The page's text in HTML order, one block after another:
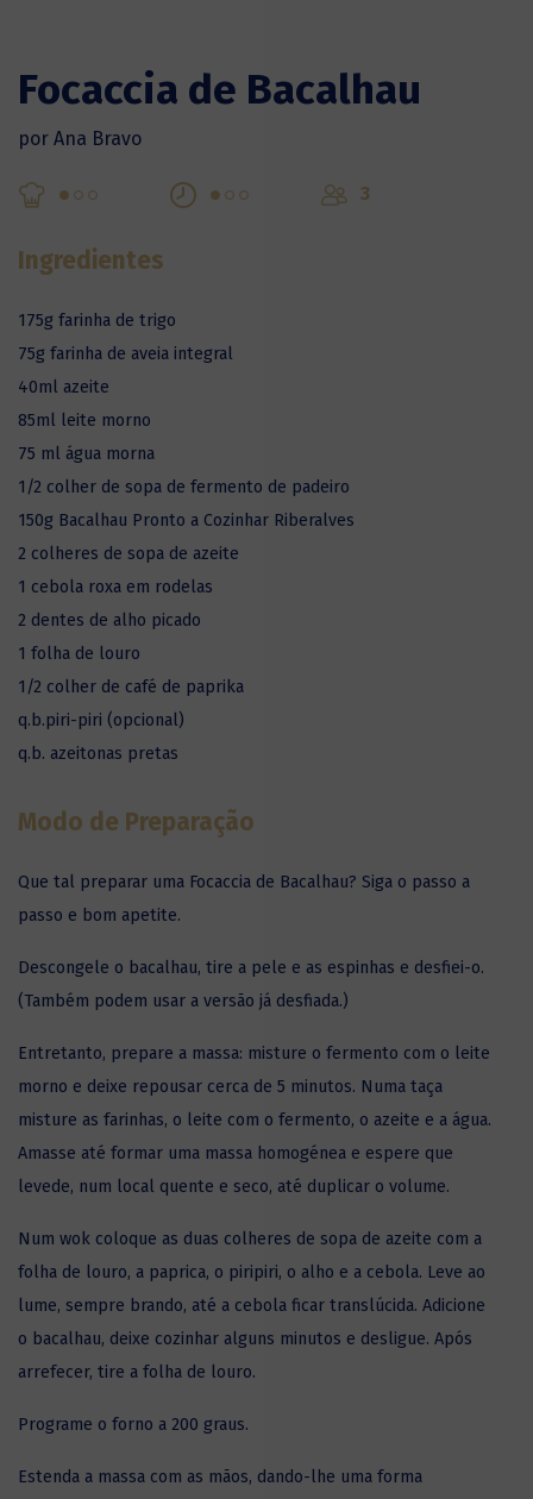
Focaccia de Bacalhau
por Ana Bravo
3
Ingredientes
175g farinha de trigo
75g farinha de aveia integral
40ml azeite
85ml leite morno
75 ml água morna
1/2 colher de sopa de fermento de padeiro
150g Bacalhau Pronto a Cozinhar Riberalves
2 colheres de sopa de azeite
1 cebola roxa em rodelas
2 dentes de alho picado
1 folha de louro
1/2 colher de café de paprika
q.b.piri-piri (opcional)
q.b. azeitonas pretas
Modo de Preparação
Que tal preparar uma Focaccia de Bacalhau? Siga o passo a
passo e bom apetite.
Descongele o bacalhau, tire a pele e as espinhas e desfiei-o.
(Também podem usar a versão já desfiada.)
Entretanto, prepare a massa: misture o fermento com o leite
morno e deixe repousar cerca de 5 minutos. Numa taça
misture as farinhas, o leite com o fermento, o azeite e a água.
Amasse até formar uma massa homogénea e espere que
levede, num local quente e seco, até duplicar o volume.
Num wok coloque as duas colheres de sopa de azeite com a
folha de louro, a paprica, o piripiri, o alho e a cebola. Leve ao
lume, sempre brando, até a cebola ficar translúcida. Adicione
o bacalhau, deixe cozinhar alguns minutos e desligue. Após
arrefecer, tire a folha de louro.
Programe o forno a 200 graus.
Estenda a massa com as mãos, dando-lhe uma forma